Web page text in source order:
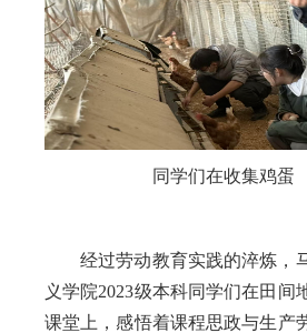
同学们在收集鸡蛋
经过劳动教育实践的淬炼，
义学院2023级本科同学们在田间
课堂上，感悟着课程思政与生产